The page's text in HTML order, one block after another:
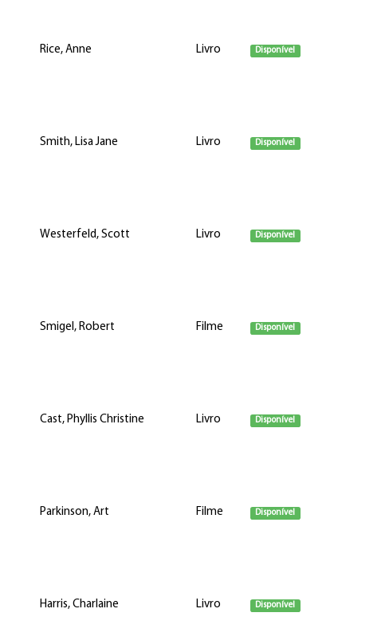
Rice, Anne Livro Disponível
Smith, Lisa Jane Livro Disponível
Westerfeld, Scott Livro Disponível
Smigel, Robert Filme Disponível
Cast, Phyllis Christine Livro Disponível
Parkinson, Art Filme Disponível
Harris, Charlaine Livro Disponível